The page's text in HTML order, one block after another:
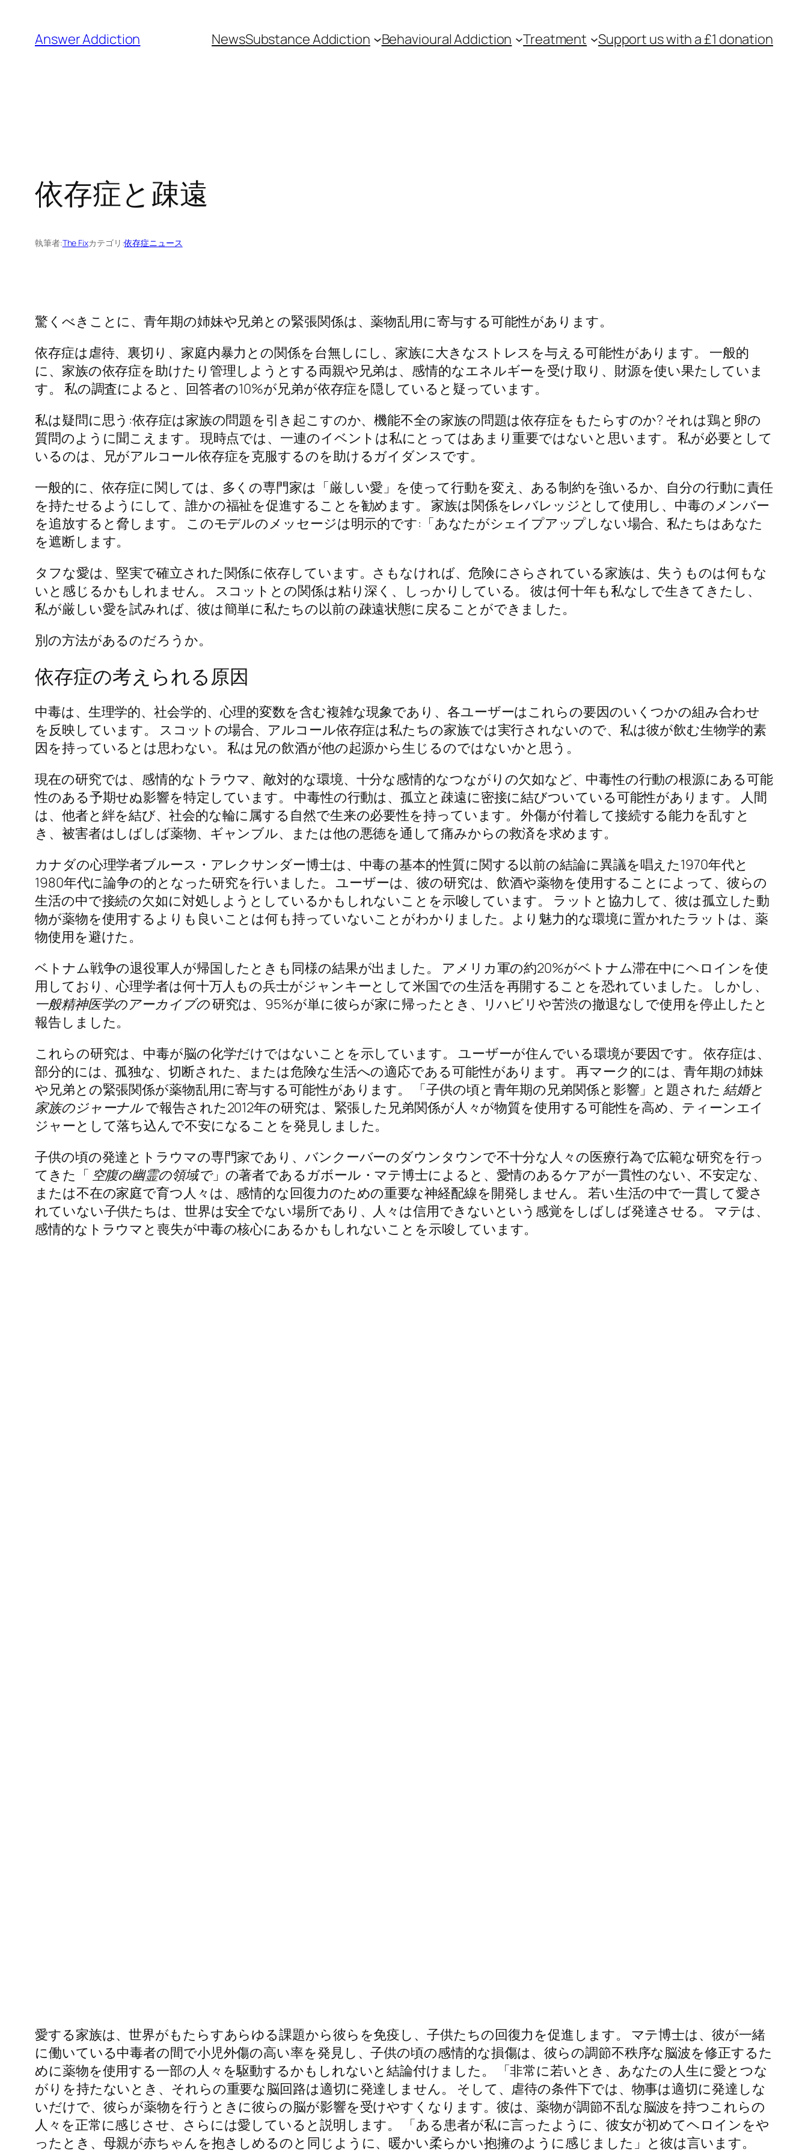
Answer Addiction NewsSubstance Addiction Behavioural Addiction Treatment Support us with a £1 donation
依存症と疎遠
執筆者:The Fixカテゴリ:依存症ニュース
驚くべきことに、青年期の姉妹や兄弟との緊張関係は、薬物乱用に寄与する可能性があります。
依存症は虐待、裏切り、家庭内暴力との関係を台無しにし、家族に大きなストレスを与える可能性があります。 一般的
に、家族の依存症を助けたり管理しようとする両親や兄弟は、感情的なエネルギーを受け取り、財源を使い果たしていま
す。 私の調査によると、回答者の10%が兄弟が依存症を隠していると疑っています。
私は疑問に思う:依存症は家族の問題を引き起こすのか、機能不全の家族の問題は依存症をもたらすのか? それは鶏と卵の
質問のように聞こえます。 現時点では、一連のイベントは私にとってはあまり重要ではないと思います。 私が必要として
いるのは、兄がアルコール依存症を克服するのを助けるガイダンスです。
一般的に、依存症に関しては、多くの専門家は「厳しい愛」を使って行動を変え、ある制約を強いるか、自分の行動に責任
を持たせるようにして、誰かの福祉を促進することを勧めます。 家族は関係をレバレッジとして使用し、中毒のメンバー
を追放すると脅します。 このモデルのメッセージは明示的です:「あなたがシェイプアップしない場合、私たちはあなた
を遮断します。
タフな愛は、堅実で確立された関係に依存しています。さもなければ、危険にさらされている家族は、失うものは何もな
いと感じるかもしれません。 スコットとの関係は粘り深く、しっかりしている。 彼は何十年も私なしで生きてきたし、
私が厳しい愛を試みれば、彼は簡単に私たちの以前の疎遠状態に戻ることができました。
別の方法があるのだろうか。
依存症の考えられる原因
中毒は、生理学的、社会学的、心理的変数を含む複雑な現象であり、各ユーザーはこれらの要因のいくつかの組み合わせ
を反映しています。 スコットの場合、アルコール依存症は私たちの家族では実行されないので、私は彼が飲む生物学的素
因を持っているとは思わない。 私は兄の飲酒が他の起源から生じるのではないかと思う。
現在の研究では、感情的なトラウマ、敵対的な環境、十分な感情的なつながりの欠如など、中毒性の行動の根源にある可能
性のある予期せぬ影響を特定しています。 中毒性の行動は、孤立と疎遠に密接に結びついている可能性があります。 人間
は、他者と絆を結び、社会的な輪に属する自然で生来の必要性を持っています。 外傷が付着して接続する能力を乱すと
き、被害者はしばしば薬物、ギャンブル、または他の悪徳を通して痛みからの救済を求めます。
カナダの心理学者ブルース・アレクサンダー博士は、中毒の基本的性質に関する以前の結論に異議を唱えた1970年代と
1980年代に論争の的となった研究を行いました。 ユーザーは、彼の研究は、飲酒や薬物を使用することによって、彼らの
生活の中で接続の欠如に対処しようとしているかもしれないことを示唆しています。 ラットと協力して、彼は孤立した動
物が薬物を使用するよりも良いことは何も持っていないことがわかりました。より魅力的な環境に置かれたラットは、薬
物使用を避けた。
ベトナム戦争の退役軍人が帰国したときも同様の結果が出ました。 アメリカ軍の約20%がベトナム滞在中にヘロインを使
用しており、心理学者は何十万人もの兵士がジャンキーとして米国での生活を再開することを恐れていました。 しかし、
一般精神医学のアーカイブの研究は、95%が単に彼らが家に帰ったとき、リハビリや苦渋の撤退なしで使用を停止したと
報告しました。
これらの研究は、中毒が脳の化学だけではないことを示しています。 ユーザーが住んでいる環境が要因です。 依存症は、
部分的には、孤独な、切断された、または危険な生活への適応である可能性があります。 再マーク的には、青年期の姉妹
や兄弟との緊張関係が薬物乱用に寄与する可能性があります。 「子供の頃と青年期の兄弟関係と影響」と題された 結婚と
家族のジャーナルで報告された2012年の研究は、緊張した兄弟関係が人々が物質を使用する可能性を高め、ティーンエイ
ジャーとして落ち込んで不安になることを発見しました。
子供の頃の発達とトラウマの専門家であり、バンクーバーのダウンタウンで不十分な人々の医療行為で広範な研究を行っ
てきた「 空腹の幽霊の領域で」の著者であるガボール・マテ博士によると、愛情のあるケアが一貫性のない、不安定な、
または不在の家庭で育つ人々は、感情的な回復力のための重要な神経配線を開発しません。 若い生活の中で一貫して愛さ
れていない子供たちは、世界は安全でない場所であり、人々は信用できないという感覚をしばしば発達させる。 マテは、
感情的なトラウマと喪失が中毒の核心にあるかもしれないことを示唆しています。
愛する家族は、世界がもたらすあらゆる課題から彼らを免疫し、子供たちの回復力を促進します。 マテ博士は、彼が一緒
に働いている中毒者の間で小児外傷の高い率を発見し、子供の頃の感情的な損傷は、彼らの調節不秩序な脳波を修正するた
めに薬物を使用する一部の人々を駆動するかもしれないと結論付けました。 「非常に若いとき、あなたの人生に愛とつな
がりを持たないとき、それらの重要な脳回路は適切に発達しません。 そして、虐待の条件下では、物事は適切に発達しな
いだけで、彼らが薬物を行うときに彼らの脳が影響を受けやすくなります。彼は、薬物が調節不乱な脳波を持つこれらの
人々を正常に感じさせ、さらには愛していると説明します。 「ある患者が私に言ったように、彼女が初めてヘロインをや
ったとき、母親が赤ちゃんを抱きしめるのと同じように、暖かい柔らかい抱擁のように感じました」と彼は言います。